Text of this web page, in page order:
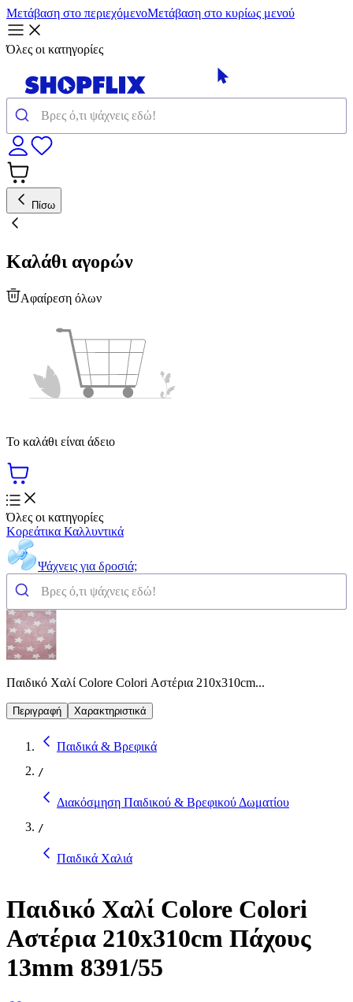
Μετάβαση στο περιεχόμενοΜετάβαση στο κυρίως μενού
Όλες οι κατηγορίες
Πίσω
Καλάθι αγορών
Αφαίρεση όλων
Το καλάθι είναι άδειο
Όλες οι κατηγορίες
Κορεάτικα Καλλυντικά
Ψάχνεις για δροσιά;
Παιδικό Χαλί Colore Colori Αστέρια 210x310cm...
Περιγραφή Χαρακτηριστικά
Παιδικά & Βρεφικά
/
Διακόσμηση Παιδικού & Βρεφικού Δωματίου
/
Παιδικά Χαλιά
Παιδικό Χαλί Colore Colori
Αστέρια 210x310cm Πάχους
13mm 8391/55